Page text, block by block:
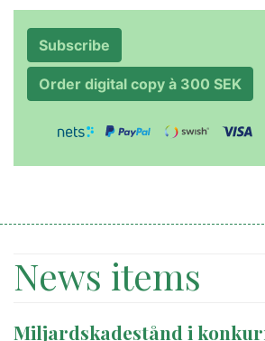
Subscribe
Order digital copy à 300 SEK
News items
Miljardskadestånd i